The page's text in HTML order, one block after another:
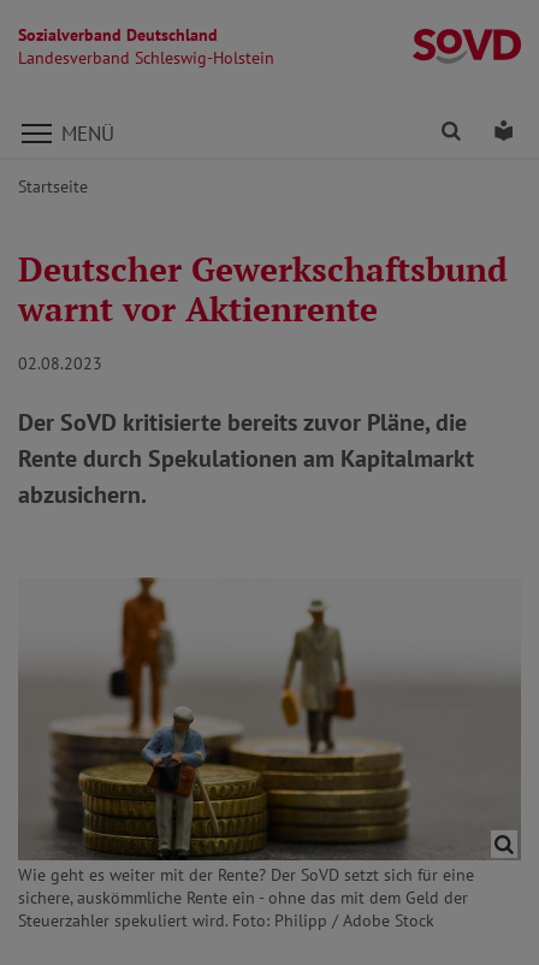
Sozialverband Deutschland
Landesverband Schleswig-Holstein
Direkt zu den Inhalten springen
MENÜ Finden
Startseite
Deutscher Gewerkschaftsbund
warnt vor Aktienrente
02.08.2023
Der SoVD kritisierte bereits zuvor Pläne, die
Rente durch Spekulationen am Kapitalmarkt
abzusichern.
Wie geht es weiter mit der Rente? Der SoVD setzt sich für eine
sichere, auskömmliche Rente ein - ohne das mit dem Geld der
Steuerzahler spekuliert wird. Foto: Philipp / Adobe Stock